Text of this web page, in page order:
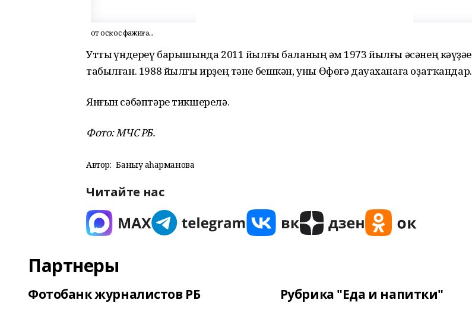
Ҡот осҡос фажиғә...
Утты һүндереү барышында 2011 йылғы баланың һәм 1973 йылғы әсәнең кәүҙәһе
табылған. 1988 йылғы ирҙең тәне бешкән, уны Өфөгә дауаханаға оҙатҡандар.
Янғын сәбәптәре тикшерелә.
Фото: МЧС РБ.
Автор: Баныу Ҡаһарманова
Читайте нас
Партнеры
Фотобанк журналистов РБ Рубрика "Еда и напитки"